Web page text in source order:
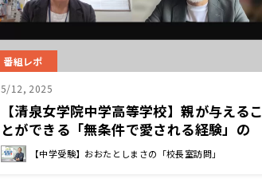
番組レポ
5/12, 2025
【清泉女学院中学高等学校】親が与えるこ
とができる「無条件で愛される経験」の
大切さ 小川 幸子 校長先生
【中学受験】おおたとしまさの「校長室訪問」